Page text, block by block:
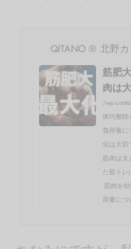
QITANO ® 北野
筋肥
肉は
/wp-
体均整師
負荷量に
化は大切
筋肉は大
た筋トレ
筋肉を
荷量につ